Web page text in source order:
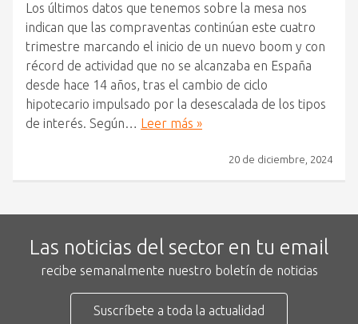
Los últimos datos que tenemos sobre la mesa nos
indican que las compraventas continúan este cuatro
trimestre marcando el inicio de un nuevo boom y con
récord de actividad que no se alcanzaba en España
desde hace 14 años, tras el cambio de ciclo
hipotecario impulsado por la desescalada de los tipos
de interés. Según… Leer más »
20 de diciembre, 2024
Las noticias del sector en tu email
recibe semanalmente nuestro boletín de noticias
Suscríbete a toda la actualidad